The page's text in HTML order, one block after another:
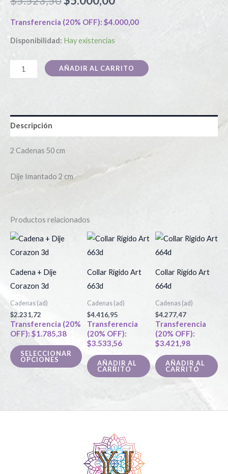
Transferencia (20% OFF): $4.000,00
Disponibilidad: Hay existencias
AÑADIR AL CARRITO
Descripción
2 Cadenas 50 cm
Dije Imantado 2 cm
Productos relacionados
Cadena + Dije
Corazon 3d
Cadenas (ad)
$2.231,72
Transferencia (20%
OFF): $1.785,38
SELECCIONAR
OPCIONES
Este
producto
Las
opciones
se
pueden
elegir
en
Collar Rigido Art
663d
Cadenas (ad)
$4.416,95
Transferencia
(20% OFF):
$3.533,56
AÑADIR AL
CARRITO
Collar Rigido Art
664d
Cadenas (ad)
$4.277,47
Transferencia
(20% OFF):
$3.421,98
AÑADIR AL
CARRITO